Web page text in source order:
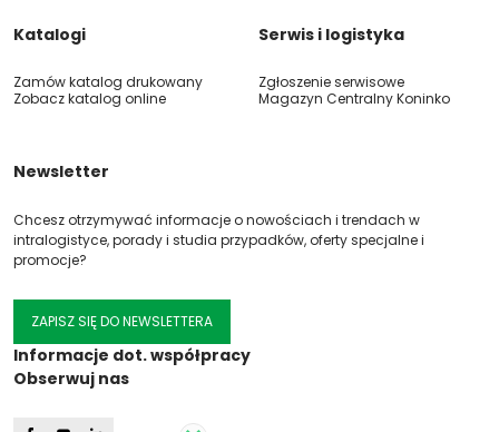
Katalogi
Zamów katalog drukowany
Zobacz katalog online
Serwis i logistyka
Zgłoszenie serwisowe
Magazyn Centralny Koninko
Newsletter
Chcesz otrzymywać informacje o nowościach i trendach w
intralogistyce, porady i studia przypadków, oferty specjalne i
promocje?
ZAPISZ SIĘ DO NEWSLETTERA
Informacje dot. współpracy
Obserwuj nas